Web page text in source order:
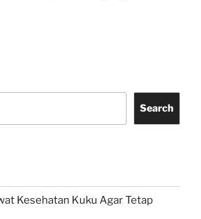
Search
Kesehatan Kuku Agar Tetap